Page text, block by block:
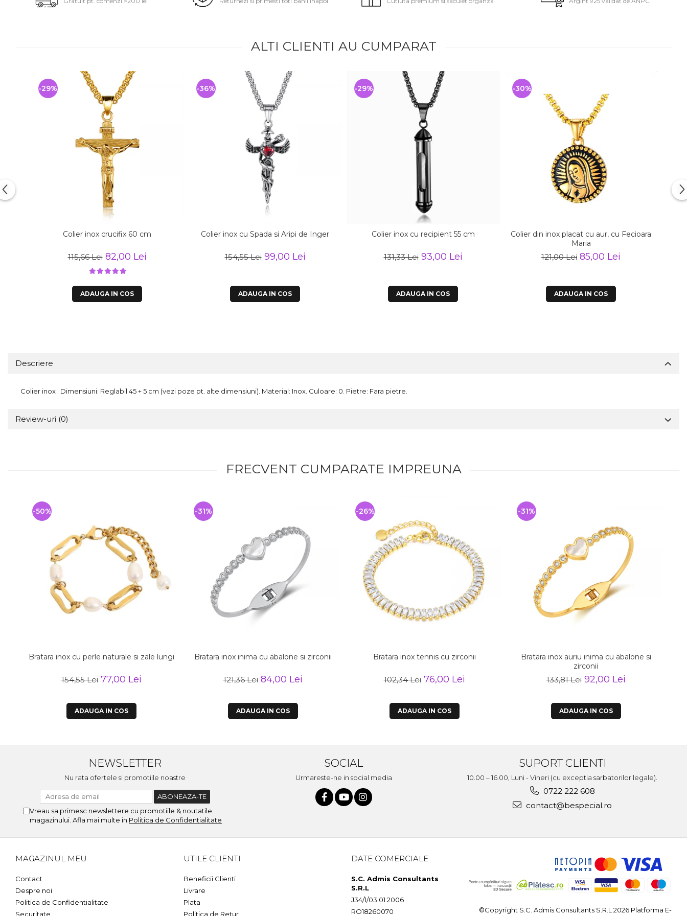
ALTI CLIENTI AU CUMPARAT
Colier inox crucifix 60 cm
115,66 Lei 82,00 Lei
-29%
ADAUGA IN COS
Colier inox cu Spada si Aripi de Inger
154,55 Lei 99,00 Lei
-36%
ADAUGA IN COS
Colier inox cu recipient 55 cm
131,33 Lei 93,00 Lei
-29%
ADAUGA IN COS
Colier din inox placat cu aur, cu Fecioara
Maria
121,00 Lei 85,00 Lei
-30%
ADAUGA IN COS
Descriere
Colier inox . Dimensiuni: Reglabil 45 + 5 cm (vezi poze pt. alte dimensiuni). Material: Inox. Culoare: 0. Pietre: Fara pietre.
Review-uri (0)
FRECVENT CUMPARATE IMPREUNA
Bratara inox cu perle naturale si zale lungi
154,55 Lei 77,00 Lei
-50%
ADAUGA IN COS
Bratara inox inima cu abalone si zirconii
121,36 Lei 84,00 Lei
-31%
ADAUGA IN COS
Bratara inox tennis cu zirconii
102,34 Lei 76,00 Lei
-26%
ADAUGA IN COS
Bratara inox auriu inima cu abalone si
zirconii
133,81 Lei 92,00 Lei
-31%
ADAUGA IN COS
NEWSLETTER
Nu rata ofertele si promotiile noastre
Vreau sa primesc newslettere cu promotiile & noutatile
magazinului. Afla mai multe in Politica de Confidentialitate
SOCIAL
Urmareste-ne in social media
SUPORT CLIENTI
10.00 – 16.00, Luni - Vineri (cu exceptia sarbatorilor legale).
0722 222 608
contact@bespecial.ro
MAGAZINUL MEU
Contact
Despre noi
Politica de Confidentialitate
Securitate
UTILE CLIENTI
Beneficii Clienti
Livrare
Plata
Politica de Retur
DATE COMERCIALE
S.C. Admis Consultants
S.R.L
J34/1/03.01.2006
RO18260070
©Copyright S.C. Admis Consultants S.R.L 2026 Platforma E-